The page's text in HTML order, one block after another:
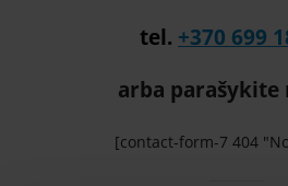
tel. +370 699
arba parašykite
[contact-form-7 404